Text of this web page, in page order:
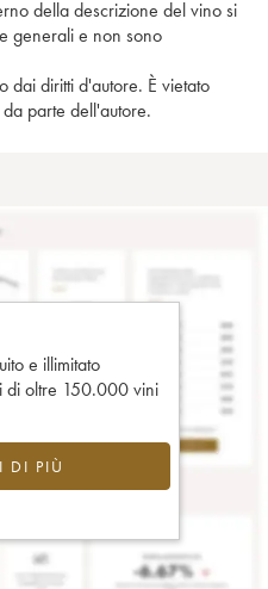
della descrizione del vino si
generali e non sono
dai diritti d'autore. È vietato
parte dell'autore.
e illimitato
di oltre 150.000 vini
DI PIÙ